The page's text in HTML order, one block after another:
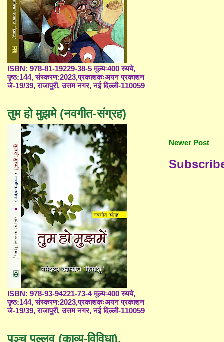
Newer Post
ISBN: 978-81-19229-38-5 मूल्यः400 रुपये,
पृष्ठ:144, संस्करण:2023,प्रकाशकःअयन प्रकाशन
जे-19/39, राजापुरी, उत्तम नगर, नई दिल्ली-110059
तुम हो मुझमे (नवगीत-संग्रह)
ISBN: 978-93-94221-73-4 मूल्यः400 रुपये,
पृष्ठ:144, संस्करण:2023,प्रकाशकःअयन प्रकाशन
जे-19/39, राजापुरी, उत्तम नगर, नई दिल्ली-110059
पञ्च पल्लव (काव्य-विविधा),